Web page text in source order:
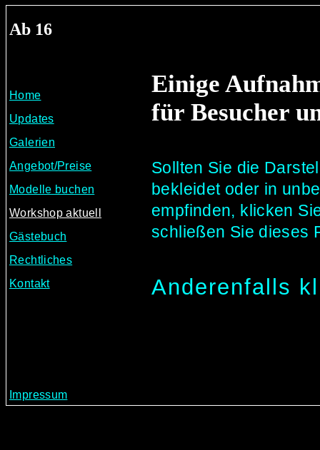
Ab 16
Home
Updates
Galerien
Angebot/Preise
Modelle buchen
Workshop aktuell
Gästebuch
Rechtliches
Kontakt
Impressum
Einige
für Besucher
Sollten Sie die
bekleidet oder in
empfinden, klicken
schließen Sie dieses
Anderenfalls